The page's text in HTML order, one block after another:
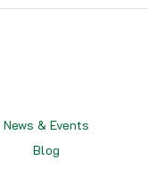
News & Events
Blog